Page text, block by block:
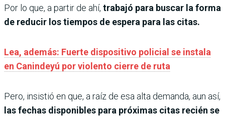
Por lo que, a partir de ahí, trabajó para buscar la forma
de reducir los tiempos de espera para las citas.
Lea, además: Fuerte dispositivo policial se instala
en Canindeyú por violento cierre de ruta
Pero, insistió en que, a raíz de esa alta demanda, aun así,
las fechas disponibles para próximas citas recién se